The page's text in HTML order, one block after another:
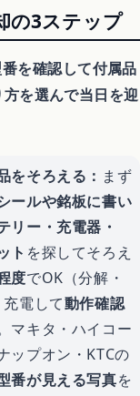
の3ステップ
を確認して付属品
を選んで当日を迎
をそろえる： まず
ールや銘板に書い
リー・充電器・
ト を探してそろえ
度でOK（分解・
電して動作確認
マキタ・ハイコー
ップオン・KTCの
番が見える写真を